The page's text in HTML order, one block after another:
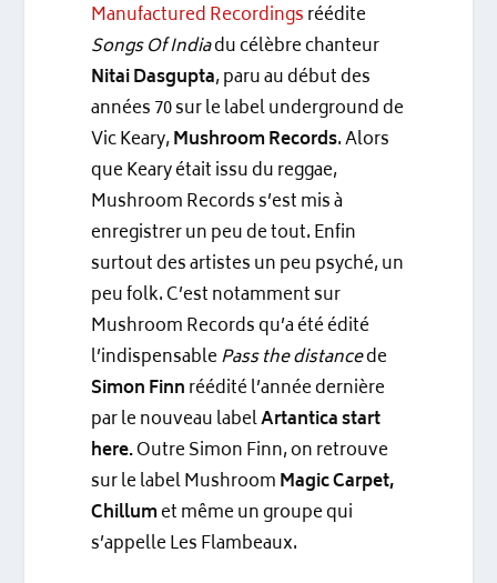
Manufactured Recordingsréédite
Songs Of Indiadu célèbre chanteur
Nitai Dasgupta, paru au début des
années 70 sur le label underground de
Vic Keary,Mushroom Records. Alors
que Keary était issu du reggae,
Mushroom Records s’est mis à
enregistrer un peu de tout. Enfin
surtout des artistes un peu psyché, un
peu folk. C’est notamment sur
Mushroom Records qu’a été édité
l’indispensablePass the distancede
Simon Finnréédité l’année dernière
par le nouveau labelArtantica start
here.Outre Simon Finn, on retrouve
sur le label MushroomMagic Carpet,
Chillumet même un groupe qui
s’appelle Les Flambeaux.